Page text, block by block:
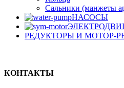
Сальники (манжеты
НАСОСЫ
РЕДУКТОРЫ И МОТОР-
КОНТАКТЫ